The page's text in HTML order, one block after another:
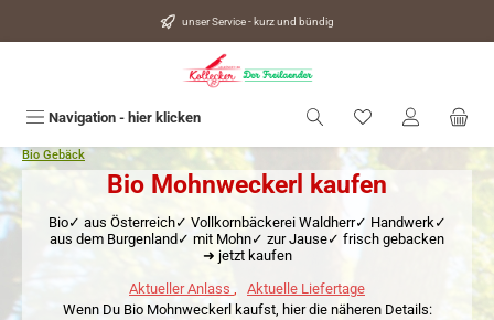
unser Service - kurz und bündig
Navigation - hier klicken Du hast 0
Bio Gebäck
Bio Mohnweckerl kaufen
Bio✓ aus Österreich✓ Vollkornbäckerei Waldherr✓ Handwerk✓
aus dem Burgenland✓ mit Mohn✓ zur Jause✓ frisch gebacken
➜ jetzt kaufen
Aktueller Anlass
Aktuelle Liefertage
Wenn Du Bio Mohnweckerl kaufst, hier die näheren Details: